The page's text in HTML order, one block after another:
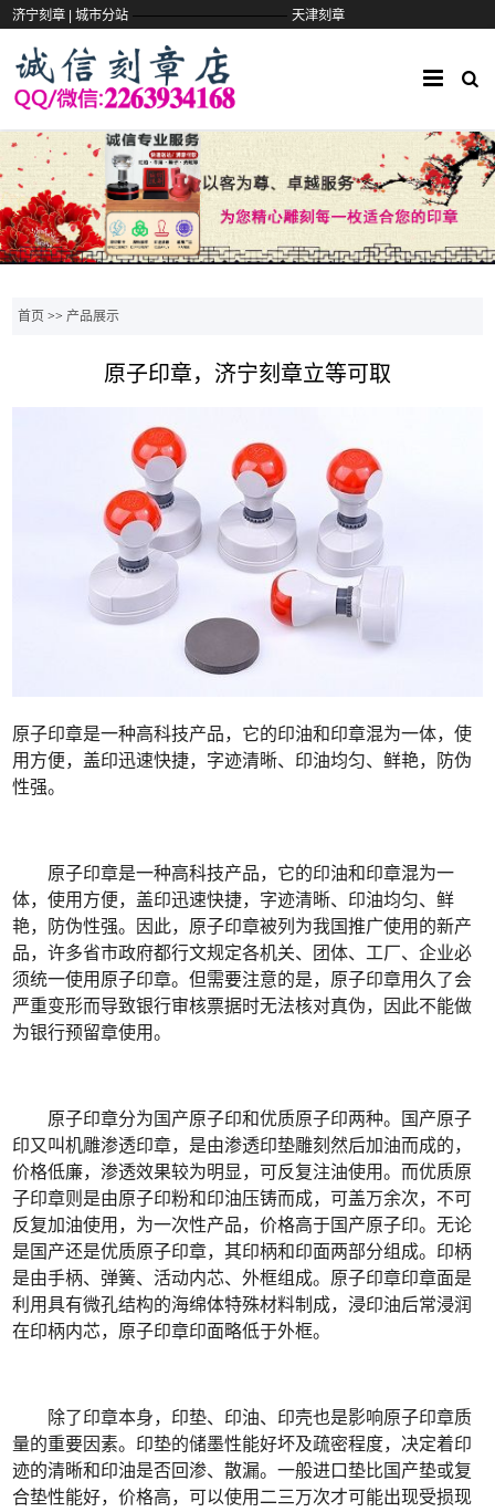
济宁刻章 |城市分站 ——————————天津刻章
首页 >> 产品展示
原子印章，济宁刻章立等可取
原子印章是一种高科技产品，它的印油和印章混为一体，使
用方便，盖印迅速快捷，字迹清晰、印油均匀、鲜艳，防伪
性强。
原子印章是一种高科技产品，它的印油和印章混为一
体，使用方便，盖印迅速快捷，字迹清晰、印油均匀、鲜
艳，防伪性强。因此，原子印章被列为我国推广使用的新产
品，许多省市政府都行文规定各机关、团体、工厂、企业必
须统一使用原子印章。但需要注意的是，原子印章用久了会
严重变形而导致银行审核票据时无法核对真伪，因此不能做
为银行预留章使用。
原子印章分为国产原子印和优质原子印两种。国产原子
印又叫机雕渗透印章，是由渗透印垫雕刻然后加油而成的，
价格低廉，渗透效果较为明显，可反复注油使用。而优质原
子印章则是由原子印粉和印油压铸而成，可盖万余次，不可
反复加油使用，为一次性产品，价格高于国产原子印。无论
是国产还是优质原子印章，其印柄和印面两部分组成。印柄
是由手柄、弹簧、活动内芯、外框组成。原子印章印章面是
利用具有微孔结构的海绵体特殊材料制成，浸印油后常浸润
在印柄内芯，原子印章印面略低于外框。
除了印章本身，印垫、印油、印壳也是影响原子印章质
量的重要因素。印垫的储墨性能好坏及疏密程度，决定着印
迹的清晰和印油是否回渗、散漏。一般进口垫比国产垫或复
合垫性能好，价格高，可以使用二三万次才可能出现受损现